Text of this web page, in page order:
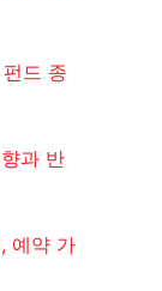
드 종
과 반
예약 가